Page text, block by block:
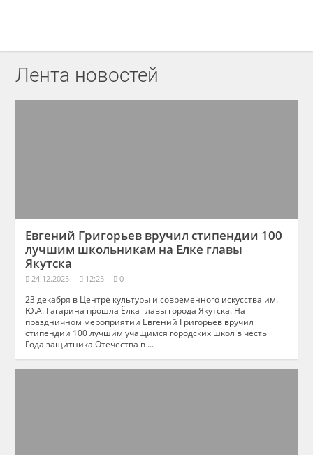
Лента новостей
Евгений Григорьев вручил стипендии 100
лучшим школьникам на Елке главы
Якутска
24.12.2025 12:25 0
23 декабря в Центре культуры и современного искусства им.
Ю.А. Гагарина прошла Ёлка главы города Якутска. На
праздничном мероприятии Евгений Григорьев вручил
стипендии 100 лучшим учащимся городских школ в честь
Года защитника Отечества в ...